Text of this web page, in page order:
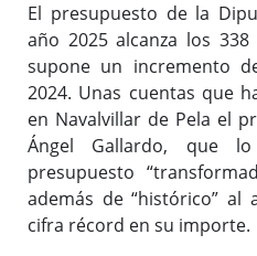
El presupuesto de la
año 2025 alcanza los
supone un incremento
2024. Unas cuentas que
en Navalvillar de Pela el
Ángel Gallardo, que
presupuesto
además de “histórico” al
cifra récord en su importe.